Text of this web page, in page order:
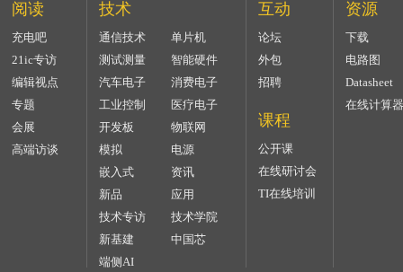
阅读
充电吧
21ic专访
编辑视点
专题
会展
高端访谈
技术
通信技术
单片机
测试测量
智能硬件
汽车电子
消费电子
工业控制
医疗电子
开发板
物联网
模拟
电源
嵌入式
资讯
新品
应用
技术专访
技术学院
新基建
中国芯
端侧AI
互动
论坛
外包
招聘
课程
公开课
在线研讨会
TI在线培训
资源
下载
电路图
Datasheet
在线计算器